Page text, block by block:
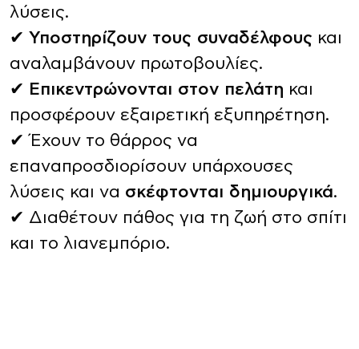
λύσεις.
✔ Υποστηρίζουν τους συναδέλφους και
αναλαμβάνουν πρωτοβουλίες.
✔ Επικεντρώνονται στον πελάτη και
προσφέρουν εξαιρετική εξυπηρέτηση.
✔ Έχουν το θάρρος να
επαναπροσδιορίσουν υπάρχουσες
λύσεις και να σκέφτονται δημιουργικά.
✔ Διαθέτουν πάθος για τη ζωή στο σπίτι
και το λιανεμπόριο.